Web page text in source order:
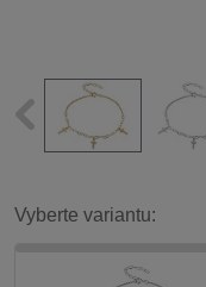
Vyberte variantu: